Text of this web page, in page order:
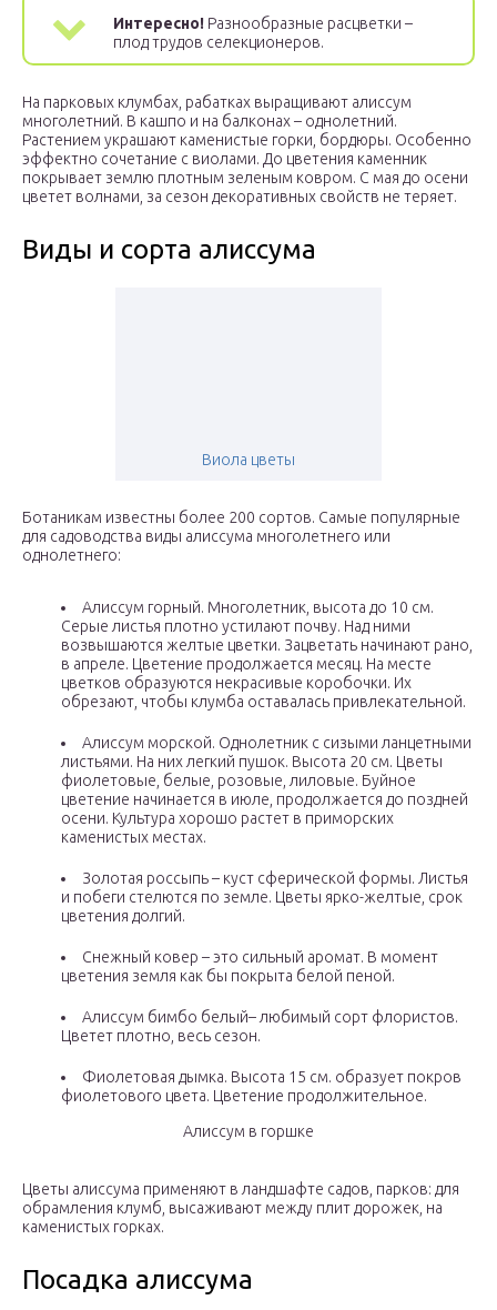
Интересно! Разнообразные расцветки –
плод трудов селекционеров.
На парковых клумбах, рабатках выращивают алиссум
многолетний. В кашпо и на балконах – однолетний.
Растением украшают каменистые горки, бордюры. Особенно
эффектно сочетание с виолами. До цветения каменник
покрывает землю плотным зеленым ковром. С мая до осени
цветет волнами, за сезон декоративных свойств не теряет.
Виды и сорта алиссума
Виола цветы
Ботаникам известны более 200 сортов. Самые популярные
для садоводства виды алиссума многолетнего или
однолетнего:
Алиссум горный. Многолетник, высота до 10 см.
Серые листья плотно устилают почву. Над ними
возвышаются желтые цветки. Зацветать начинают рано,
в апреле. Цветение продолжается месяц. На месте
цветков образуются некрасивые коробочки. Их
обрезают, чтобы клумба оставалась привлекательной.
Алиссум морской. Однолетник с сизыми ланцетными
листьями. На них легкий пушок. Высота 20 см. Цветы
фиолетовые, белые, розовые, лиловые. Буйное
цветение начинается в июле, продолжается до поздней
осени. Культура хорошо растет в приморских
каменистых местах.
Золотая россыпь – куст сферической формы. Листья
и побеги стелются по земле. Цветы ярко-желтые, срок
цветения долгий.
Снежный ковер – это сильный аромат. В момент
цветения земля как бы покрыта белой пеной.
Алиссум бимбо белый– любимый сорт флористов.
Цветет плотно, весь сезон.
Фиолетовая дымка. Высота 15 см. образует покров
фиолетового цвета. Цветение продолжительное.
Алиссум в горшке
Цветы алиссума применяют в ландшафте садов, парков: для
обрамления клумб, высаживают между плит дорожек, на
каменистых горках.
Посадка алиссума